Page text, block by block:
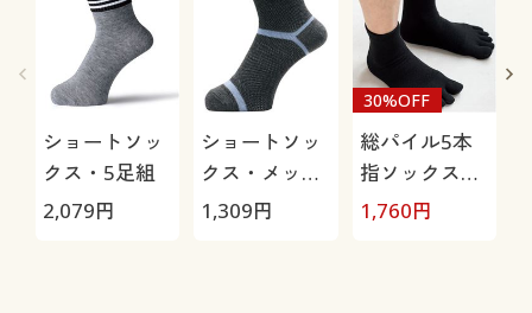
ショートソッ
クス・5足組
2,079円
ショートソッ
クス・メッシ
ュ3足組(吸汗
1,309円
総パイル5本
指ソックス・
2足組
30%OFF
1,760円